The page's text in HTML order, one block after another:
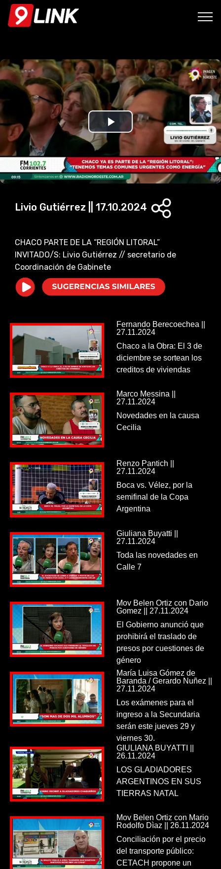
P
l
a
i
d
e
Livio Gutiérrez || 17.10.2024
CHACO PARTE DE LA “REGIÓN LITORAL”
INVITADO/S: Livio Gutiérrez // secretario de
Coordinación de Gabinete
Fernando Berecoechea ||
27.11.2024
Chaco a la Obra: El 3 de
diciembre se sortean los
creditos de viviendas
Marco Messina ||
27.11.2024
Novedades en la causa
Cecilia
Renzo Pantich ||
27.11.2024
Boca vs. Vélez, por la
semifinal de la Copa
Argentina
Giuliana Buyatti ||
27.11.2024
Toda las novedades en
Calle 7
Mov Belen Ortiz con Dario
Gomez || 27.11.2024
El Gobierno anunció que
prohibirá el traslado de
presos por cuestiones de
género
María Luisa Gómez de
Baranda / Gerardo Nuñez ||
27.11.2024
Los exámenes para el
ingreso a la Secundaria
serán este jueves 29 y
viernes 30.
GIULIANA BUYATTI ||
26.11.2024
LOS GLADIADORES
ARGENTINOS EN SUS
TIERRAS NATAL
Mov Belen Ortiz con Mario
Rodolfo Dìaz || 26.11.2024
Conciliación por el precio
del transporte público:
CETACH propone un